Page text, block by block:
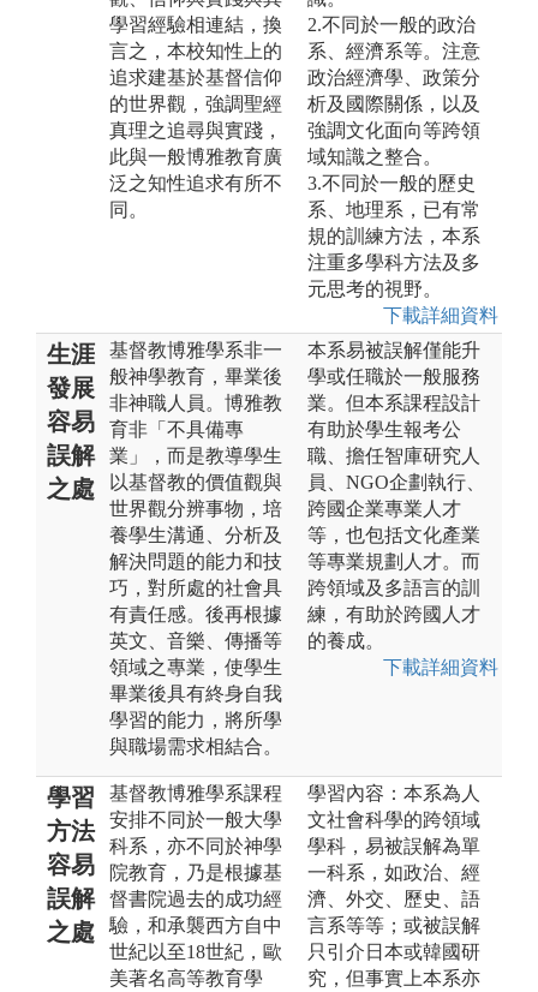
學習經驗相連結，換
言之，本校知性上的
追求建基於基督信仰
的世界觀，強調聖經
真理之追尋與實踐，
此與一般博雅教育廣
泛之知性追求有所不
同。
2.不同於一般的政治
系、經濟系等。注意
政治經濟學、政策分
析及國際關係，以及
強調文化面向等跨領
域知識之整合。
3.不同於一般的歷史
系、地理系，已有常
規的訓練方法，本系
注重多學科方法及多
元思考的視野。
下載詳細資料
生涯
發展
容易
誤解
之處
基督教博雅學系非一
般神學教育，畢業後
非神職人員。博雅教
育非「不具備專
業」，而是教導學生
以基督教的價值觀與
世界觀分辨事物，培
養學生溝通、分析及
解決問題的能力和技
巧，對所處的社會具
有責任感。後再根據
英文、音樂、傳播等
領域之專業，使學生
畢業後具有終身自我
學習的能力，將所學
與職場需求相結合。
本系易被誤解僅能升
學或任職於一般服務
業。但本系課程設計
有助於學生報考公
職、擔任智庫研究人
員、NGO企劃執行、
跨國企業專業人才
等，也包括文化產業
等專業規劃人才。而
跨領域及多語言的訓
練，有助於跨國人才
的養成。
下載詳細資料
學習
方法
容易
誤解
之處
基督教博雅學系課程
安排不同於一般大學
科系，亦不同於神學
院教育，乃是根據基
督書院過去的成功經
驗，和承襲西方自中
世紀以至18世紀，歐
美著名高等教育學
學習內容：本系為人
文社會科學的跨領域
學科，易被誤解為單
一科系，如政治、經
濟、外交、歷史、語
言系等等；或被誤解
只引介日本或韓國研
究，但事實上本系亦